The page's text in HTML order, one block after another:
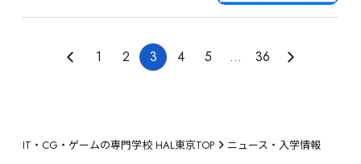
1 2 3 4 5 ... 36
IT・CG・ゲームの専門学校 HAL東京TOP ニュース・入学情報